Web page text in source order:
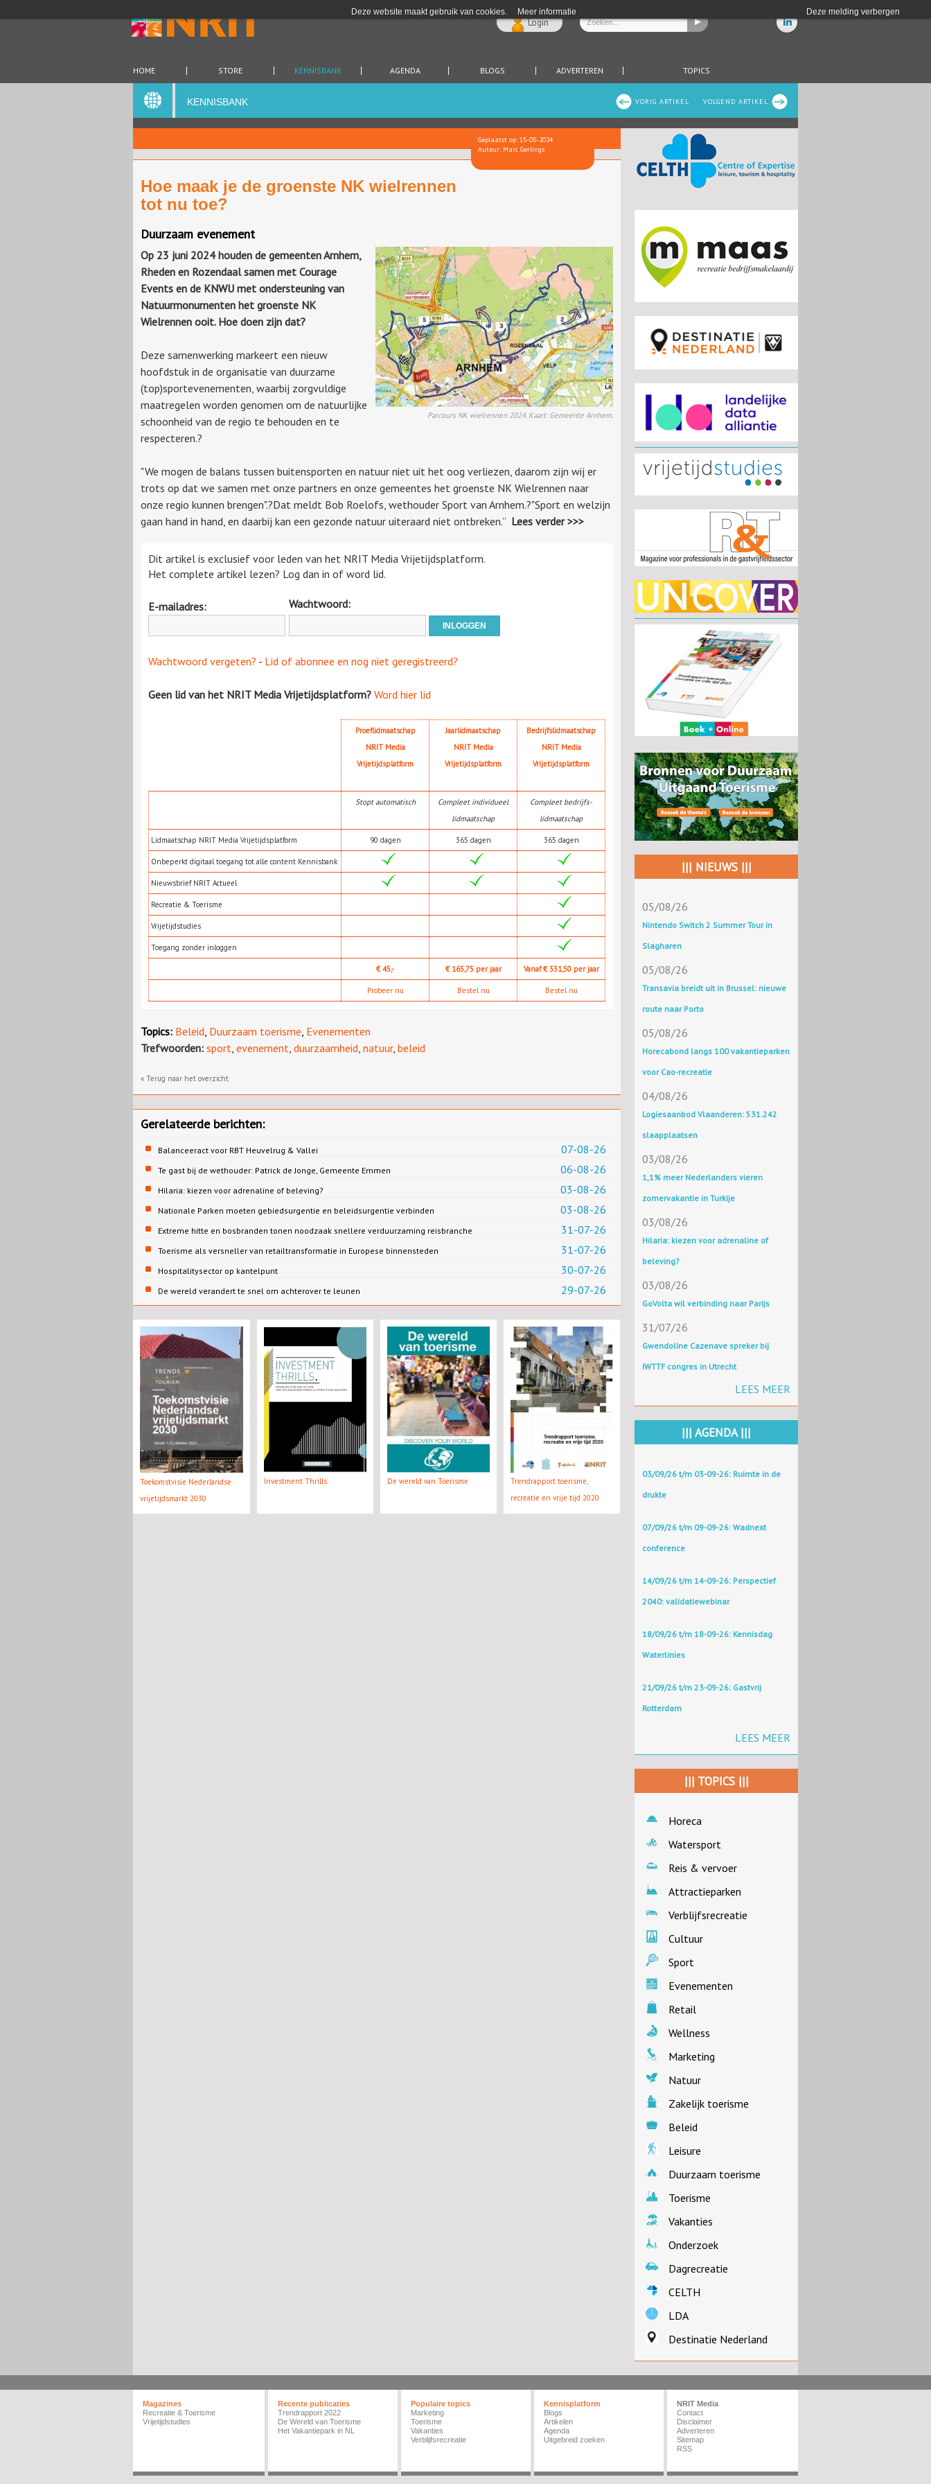
Deze website maakt gebruik van cookies. Meer informatie Deze melding verbergen
Login
HOME STORE KENNISBANK AGENDA BLOGS ADVERTEREN TOPICS
VOLGEND ARTIKEL
VORIG ARTIKEL
KENNISBANK
Geplaatst op: 15-05-2024
Auteur: Marc Gerlings
Hoe maak je de groenste NK wielrennen
tot nu toe?
Duurzaam evenement
Parcours NK wielrennen 2024. Kaart: Gemeente Arnhem.
Op 23 juni 2024 houden de gemeenten Arnhem,
Rheden en Rozendaal samen met Courage
Events en de KNWU met ondersteuning van
Natuurmonumenten het groenste NK
Wielrennen ooit. Hoe doen zijn dat?
Deze samenwerking markeert een nieuw
hoofdstuk in de organisatie van duurzame
(top)sportevenementen, waarbij zorgvuldige
maatregelen worden genomen om de natuurlijke
schoonheid van de regio te behouden en te
respecteren.?
"We mogen de balans tussen buitensporten en natuur niet uit het oog verliezen, daarom zijn wij er
trots op dat we samen met onze partners en onze gemeentes het groenste NK Wielrennen naar
onze regio kunnen brengen".?Dat meldt Bob Roelofs, wethouder Sport van Arnhem.?"Sport en welzijn
gaan hand in hand, en daarbij kan een gezonde natuur uiteraard niet ontbreken.” Lees verder >>>
Dit artikel is exclusief voor leden van het NRIT Media Vrijetijdsplatform.
Het complete artikel lezen? Log dan in of word lid.
E-mailadres: Wachtwoord:
Wachtwoord vergeten? - Lid of abonnee en nog niet geregistreerd?
Geen lid van het NRIT Media Vrijetijdsplatform? Word hier lid
Proeflidmaatschap
NRIT Media
Vrijetijdsplatform
Jaarlidmaatschap
NRIT Media
Vrijetijdsplatform
Bedrijfslidmaatschap
NRIT Media
Vrijetijdsplatform
Stopt automatisch
Compleet individueel
lidmaatschap
Compleet bedrijfs-
lidmaatschap
Lidmaatschap NRIT Media Vrijetijdsplatform 90 dagen 365 dagen 365 dagen
Onbeperkt digitaal toegang tot alle content Kennisbank
Nieuwsbrief NRIT Actueel
Recreatie & Toerisme
Vrijetijdstudies
Toegang zonder inloggen
€ 45,- € 165,75 per jaar Vanaf € 331,50 per jaar
Probeer nu Bestel nu Bestel nu
Topics: Beleid Duurzaam toerisme Evenementen
Trefwoorden: sport evenement duurzaamheid natuur, beleid
« Terug naar het overzicht
Gerelateerde berichten:
07-08-26
Balanceeract voor RBT Heuvelrug & Vallei
06-08-26
Te gast bij de wethouder: Patrick de Jonge, Gemeente Emmen
03-08-26
Hilaria: kiezen voor adrenaline of beleving?
03-08-26
Nationale Parken moeten gebiedsurgentie en beleidsurgentie verbinden
31-07-26
Extreme hitte en bosbranden tonen noodzaak snellere verduurzaming reisbranche
31-07-26
Toerisme als versneller van retailtransformatie in Europese binnensteden
30-07-26
Hospitalitysector op kantelpunt
29-07-26
De wereld verandert te snel om achterover te leunen
Toekomstvisie Nederlandse
vrijetijdsmarkt 2030
Investment Thrills De wereld van Toerisme
Trendrapport toerisme,
recreatie en vrije tijd 2020
||| NIEUWS |||
05/08/26
Nintendo Switch 2 Summer Tour in
Slagharen
05/08/26
Transavia breidt uit in Brussel: nieuwe
route naar Porto
05/08/26
Horecabond langs 100 vakantieparken
voor Cao-recreatie
04/08/26
Logiesaanbod Vlaanderen: 531.242
slaapplaatsen
03/08/26
1,1% meer Nederlanders vieren
zomervakantie in Turkije
03/08/26
Hilaria: kiezen voor adrenaline of
beleving?
03/08/26
GoVolta wil verbinding naar Parijs
31/07/26
Gwendoline Cazenave spreker bij
IWTTF congres in Utrecht
LEES MEER
||| AGENDA |||
03/09/26 t/m 03-09-26: Ruimte in de
drukte
07/09/26 t/m 09-09-26: Wadnext
conference
14/09/26 t/m 14-09-26: Perspectief
2040: validatiewebinar
18/09/26 t/m 18-09-26: Kennisdag
Waterlinies
21/09/26 t/m 23-09-26: Gastvrij
Rotterdam
LEES MEER
||| TOPICS |||
Horeca
Watersport
Reis & vervoer
Attractieparken
Verblijfsrecreatie
Cultuur
Sport
Evenementen
Retail
Wellness
Marketing
Natuur
Zakelijk toerisme
Beleid
Leisure
Duurzaam toerisme
Toerisme
Vakanties
Onderzoek
Dagrecreatie
CELTH
LDA
Destinatie Nederland
Magazines
Recreatie & Toerisme
Vrijetijdstudies
Recente publicaties
Trendrapport 2022
De Wereld van Toerisme
Het Vakantiepark in NL
Populaire topics
Marketing
Toerisme
Vakanties
Verblijfsrecreatie
Kennisplatform
Blogs
Artikelen
Agenda
Uitgebreid zoeken
NRIT Media
Contact
Disclaimer
Adverteren
Sitemap
RSS